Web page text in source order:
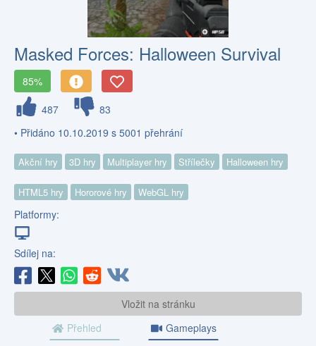
Masked Forces: Halloween Survival
85%
487
83
• Přidáno 10.10.2019 s 5001 přehrání
Akční hry 3D hry Multiplayer hry Střílečky Halloween hry
HTML5 hry Hororové hry WebGL hry
Platformy:
Sdílej na:
Vložit na stránku
Přehled
Gameplays